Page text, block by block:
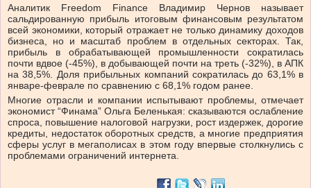
Аналитик Freedom Finance Владимир Чернов называет
сальдированную прибыль итоговым финансовым результатом
всей экономики, который отражает не только динамику доходов
бизнеса, но и масштаб проблем в отдельных секторах. Так,
прибыль в обрабатывающей промышленности сократилась
почти вдвое (-45%), в добывающей почти на треть (-32%), в АПК
на 38,5%. Доля прибыльных компаний сократилась до 63,1% в
январе-феврале по сравнению с 68,1% годом ранее.
Многие отрасли и компании испытывают проблемы, отмечает
экономист “Финама” Ольга Беленькая: сказываются ослабление
спроса, повышение налоговой нагрузки, рост издержек, дорогие
кредиты, недостаток оборотных средств, а многие предприятия
сферы услуг в мегаполисах в этом году впервые столкнулись с
проблемами ограничений интернета.